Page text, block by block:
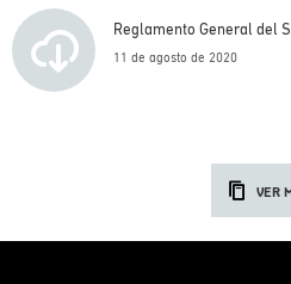
Reglamento General del
11 de agosto de 2020
VER